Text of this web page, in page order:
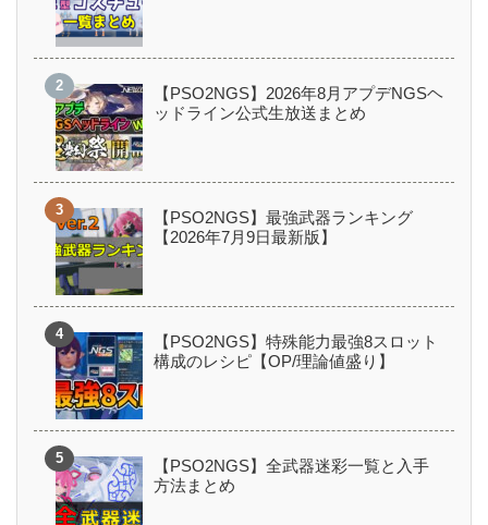
【PSO2NGS】2026年8月アプデNGSヘ
ッドライン公式生放送まとめ
【PSO2NGS】最強武器ランキング
【2026年7月9日最新版】
【PSO2NGS】特殊能力最強8スロット
構成のレシピ【OP/理論値盛り】
【PSO2NGS】全武器迷彩一覧と入手
方法まとめ